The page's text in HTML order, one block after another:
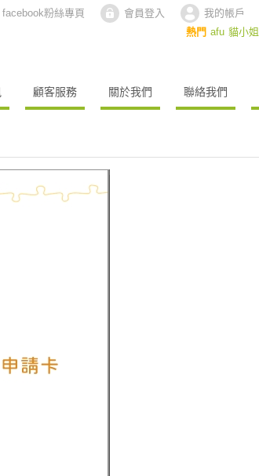
我的帳戶
會員登入
facebook粉絲專頁
熱門 afu 貓小姐
顧客服務 關於我們 聯絡我們